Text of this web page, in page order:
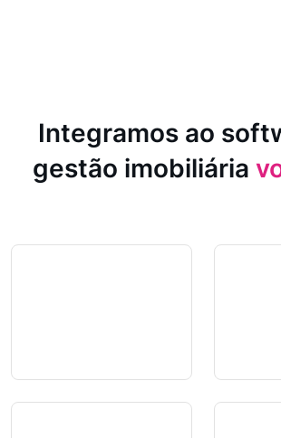
Integramos ao
gestão imobiliária